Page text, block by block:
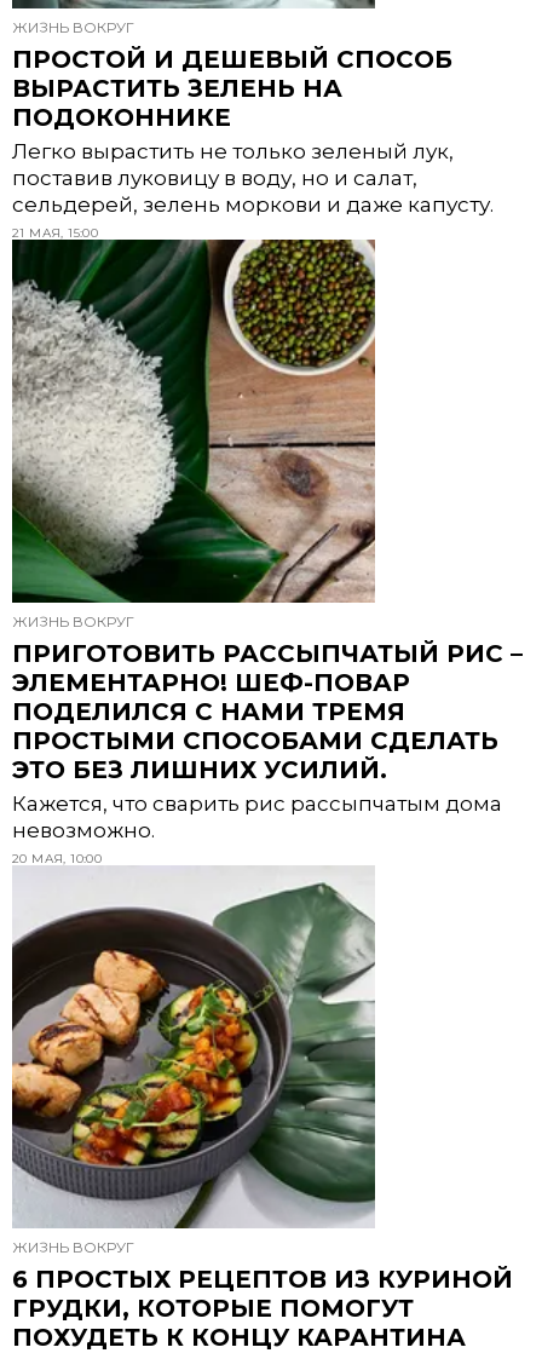
ЖИЗНЬ ВОКРУГ
ПРОСТОЙ И ДЕШЕВЫЙ СПОСОБ
ВЫРАСТИТЬ ЗЕЛЕНЬ НА
ПОДОКОННИКЕ
Легко вырастить не только зеленый лук,
поставив луковицу в воду, но и салат,
сельдерей, зелень моркови и даже капусту.
21 МАЯ, 15:00
ЖИЗНЬ ВОКРУГ
ПРИГОТОВИТЬ РАССЫПЧАТЫЙ РИС –
ЭЛЕМЕНТАРНО! ШЕФ-ПОВАР
ПОДЕЛИЛСЯ С НАМИ ТРЕМЯ
ПРОСТЫМИ СПОСОБАМИ СДЕЛАТЬ
ЭТО БЕЗ ЛИШНИХ УСИЛИЙ.
Кажется, что сварить рис рассыпчатым дома
невозможно.
20 МАЯ, 10:00
ЖИЗНЬ ВОКРУГ
6 ПРОСТЫХ РЕЦЕПТОВ ИЗ КУРИНОЙ
ГРУДКИ, КОТОРЫЕ ПОМОГУТ
ПОХУДЕТЬ К КОНЦУ КАРАНТИНА